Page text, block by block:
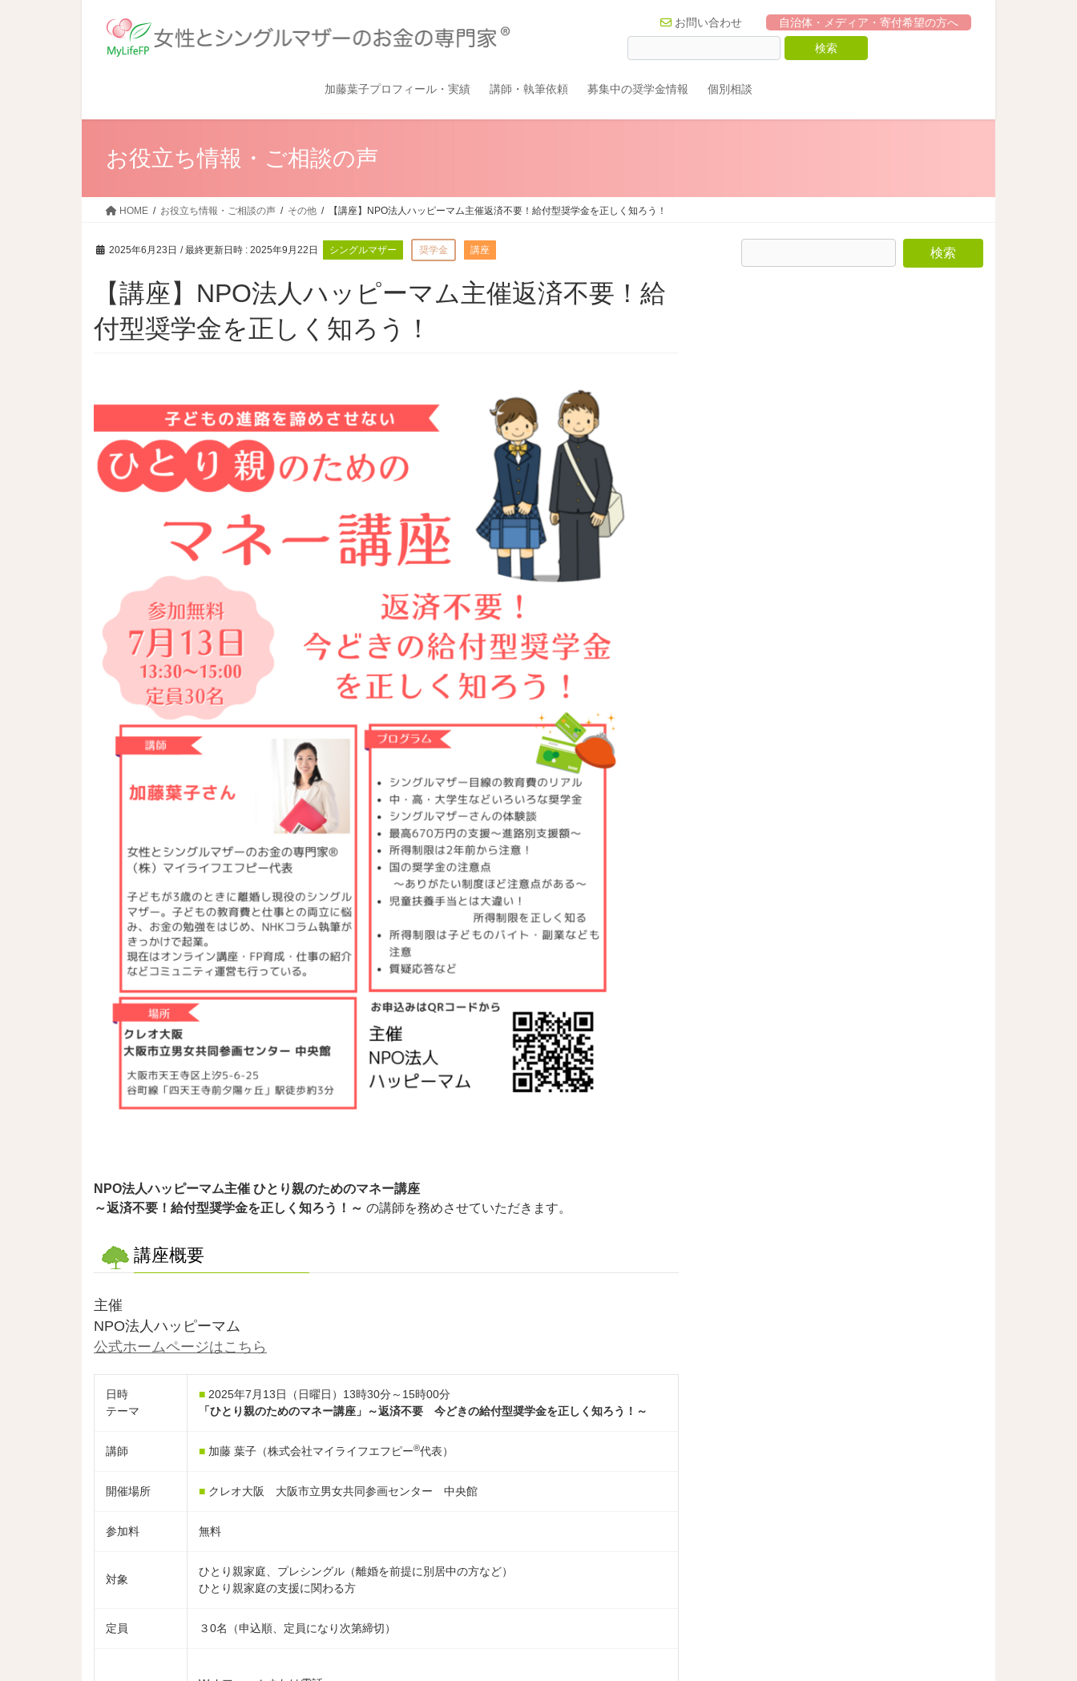
お問い合わせ 自治体・メディア・寄付希望の方へ
加藤葉子プロフィール・実績 講師・執筆依頼 募集中の奨学金情報 個別相談
お役立ち情報・ご相談の声
HOME お役立ち情報・ご相談の声 その他 【講座】NPO法人ハッピーマム主催返済不要！給付型奨学金を正しく知ろう！
2025年6月23日 / 最終更新日時 : 2025年9月22日 シングルマザー 奨学金 講座
【講座】NPO法人ハッピーマム主催返済不要！給
付型奨学金を正しく知ろう！
NPO法人ハッピーマム主催 ひとり親のためのマネー講座
～返済不要！給付型奨学金を正しく知ろう！～ の講師を務めさせていただきます。
講座概要
主催
NPO法人ハッピーマム
公式ホームページはこちら
日時
テーマ
■ 2025年7月13日（日曜日）13時30分～15時00分
「ひとり親のためのマネー講座」
～返済不要 今どきの給付型奨学金を正しく知ろう！～
講師 ■ 加藤 葉子（株式会社マイライフエフピー®代表）
開催場所 ■ クレオ大阪 大阪市立男女共同参画センター 中央館
参加料 無料
対象
ひとり親家庭、プレシングル（離婚を前提に別居中の方など）
ひとり親家庭の支援に関わる方
定員 ３0名（申込順、定員になり次第締切）